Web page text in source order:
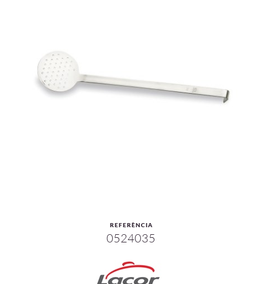
REFERÈNCIA
0524035